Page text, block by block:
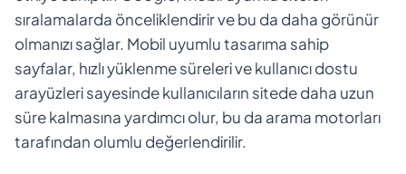
sıralamalarda önceliklendirir ve bu da daha görünür
olmanızı sağlar. Mobil uyumlu tasarıma sahip
sayfalar, hızlı yüklenme süreleri ve kullanıcı dostu
arayüzleri sayesinde kullanıcıların sitede daha uzun
süre kalmasına yardımcı olur, bu da arama motorları
tarafından olumlu değerlendirilir.